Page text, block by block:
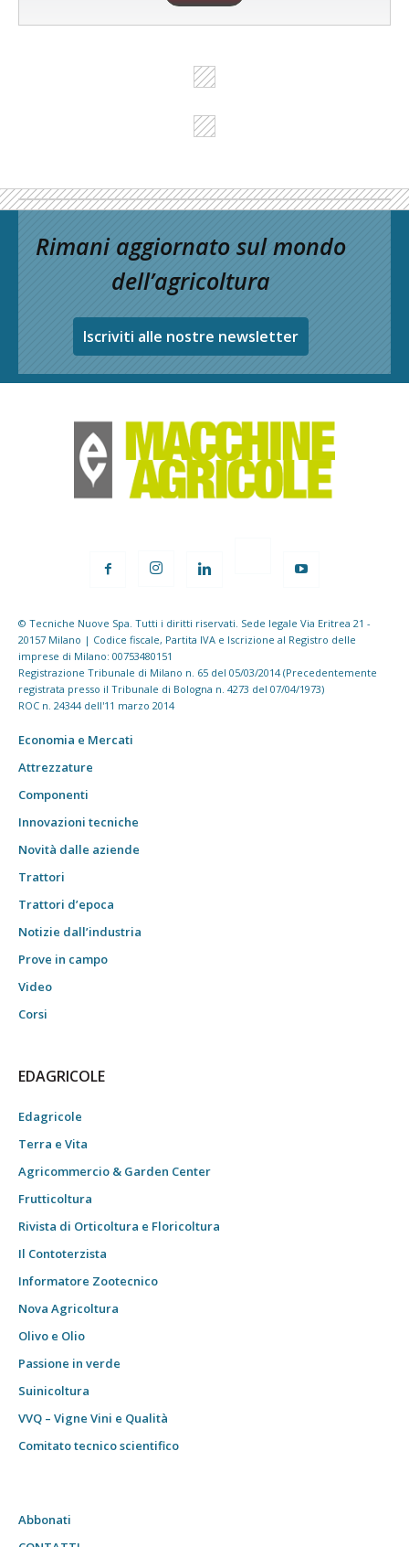
Rimani aggiornato sul mondo
dell’agricoltura
Iscriviti alle nostre newsletter
© Tecniche Nuove Spa. Tutti i diritti riservati. Sede legale Via Eritrea 21 -
20157 Milano | Codice fiscale, Partita IVA e Iscrizione al Registro delle
imprese di Milano: 00753480151
Registrazione Tribunale di Milano n. 65 del 05/03/2014 (Precedentemente
registrata presso il Tribunale di Bologna n. 4273 del 07/04/1973)
ROC n. 24344 dell'11 marzo 2014
Economia e Mercati
Attrezzature
Componenti
Innovazioni tecniche
Novità dalle aziende
Trattori
Trattori d’epoca
Notizie dall’industria
Prove in campo
Video
Corsi
EDAGRICOLE
Edagricole
Terra e Vita
Agricommercio & Garden Center
Frutticoltura
Rivista di Orticoltura e Floricoltura
Il Contoterzista
Informatore Zootecnico
Nova Agricoltura
Olivo e Olio
Passione in verde
Suinicoltura
VVQ – Vigne Vini e Qualità
Comitato tecnico scientifico
Abbonati